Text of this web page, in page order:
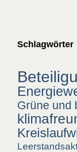
Schlagwörter
Grüne und